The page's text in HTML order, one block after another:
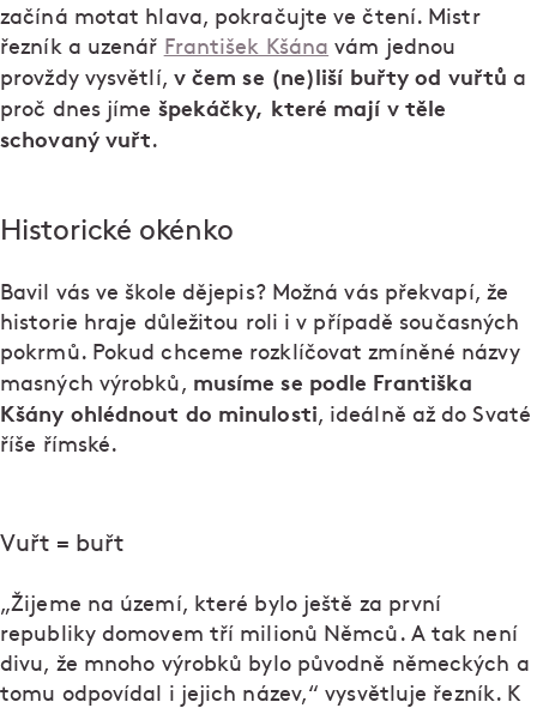
začíná motat hlava, pokračujte ve čtení. Mistr
řezník a uzenář František Kšána vám jednou
provždy vysvětlí, v čem se (ne)liší buřty od vuřtů a
proč dnes jíme špekáčky, které mají v těle
schovaný vuřt.
Historické okénko
Bavil vás ve škole dějepis? Možná vás překvapí, že
historie hraje důležitou roli i v případě současných
pokrmů. Pokud chceme rozklíčovat zmíněné názvy
masných výrobků, musíme se podle Františka
Kšány ohlédnout do minulosti, ideálně až do Svaté
říše římské.
Vuřt = buřt
„Žijeme na území, které bylo ještě za první
republiky domovem tří milionů Němců. A tak není
divu, že mnoho výrobků bylo původně německých a
tomu odpovídal i jejich název,“ vysvětluje řezník. K